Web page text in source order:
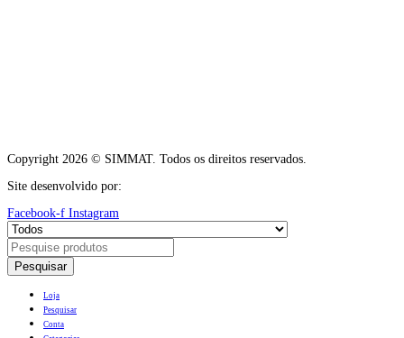
Copyright 2026 © SIMMAT. Todos os direitos reservados.
Site desenvolvido por:
Facebook-f Instagram
Pesquisar
Loja
Pesquisar
Conta